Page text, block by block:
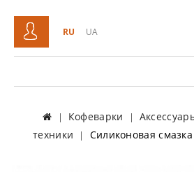
RU UA
Кофеварки
техники
Силиконовая